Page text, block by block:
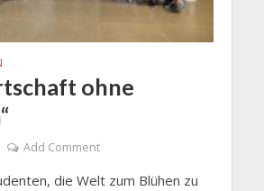
ohne
Add Comment
die Welt zum Blühen zu